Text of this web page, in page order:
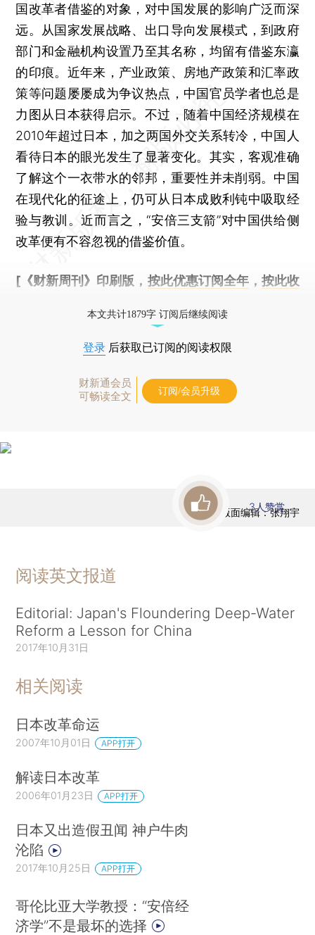
国改革者借鉴的对象，对中国发展的影响广泛而深
远。从国家发展战略、出口导向发展模式，到政府
部门和金融机构设置乃至其名称，均留有借鉴东瀛
的印痕。近年来，产业政策、房地产政策和汇率政
策等问题屡屡成为争议热点，中国官员学者也总是
力图从日本获得启示。不过，随着中国经济规模在
2010年超过日本，加之两国外交关系转冷，中国人
看待日本的眼光发生了显著变化。其实，客观准确
了解这个一衣带水的邻邦，重要性并未削弱。中国
在现代化的征途上，仍可从日本成败利钝中吸取经
验与教训。近而言之，“安倍三支箭”对中国供给侧
改革便有不容忽视的借鉴价值。
[《财新周刊》印刷版， 按此优惠订阅全年， 按此收
本文共计1879字 订阅后继续阅读
登录 后获取已订阅的阅读权限
财新通会员
可畅读全文
订阅/会员升级
版面编辑：张翔宇
3人赞赏
阅读英文报道
Editorial: Japan's Floundering Deep-Water
Reform a Lesson for China
2017年10月31日
相关阅读
日本改革命运
2007年10月01日 APP打开
解读日本改革
2006年01月23日 APP打开
日本又出造假丑闻 神户牛肉
沦陷
2017年10月25日 APP打开
哥伦比亚大学教授：“安倍经
济学”不是最坏的选择